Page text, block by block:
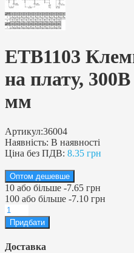
ETB1103
на плату,
мм
Артикул:36004
Наявність: В наявності
Ціна без ПДВ: 8.35 грн
Оптом дешевше
10 або більше -7.65 грн
100 або більше -7.10 грн
Доставка